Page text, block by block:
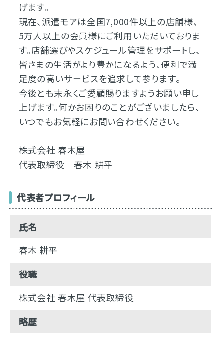
げます。
現在、派遣モアは全国7,000件以上の店舗様、
5万人以上の会員様にご利用いただいておりま
す。店舗選びやスケジュール管理をサポートし、
皆さまの生活がより豊かになるよう、便利で満
足度の高いサービスを追求して参ります。
今後とも末永くご愛顧賜りますようお願い申し
上げます。何かお困りのことがございましたら、
いつでもお気軽にお問い合わせください。
株式会社 春木屋
代表取締役 春木 耕平
代表者プロフィール
氏名
春木 耕平
役職
株式会社 春木屋 代表取締役
略歴